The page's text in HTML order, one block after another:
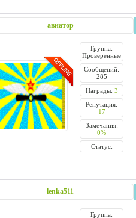
авиатор
Группа:
Проверенные
Сообщений:
285
Награды: 3
Репутация:
17
Замечания:
0%
Статус:
lenka511
Группа: